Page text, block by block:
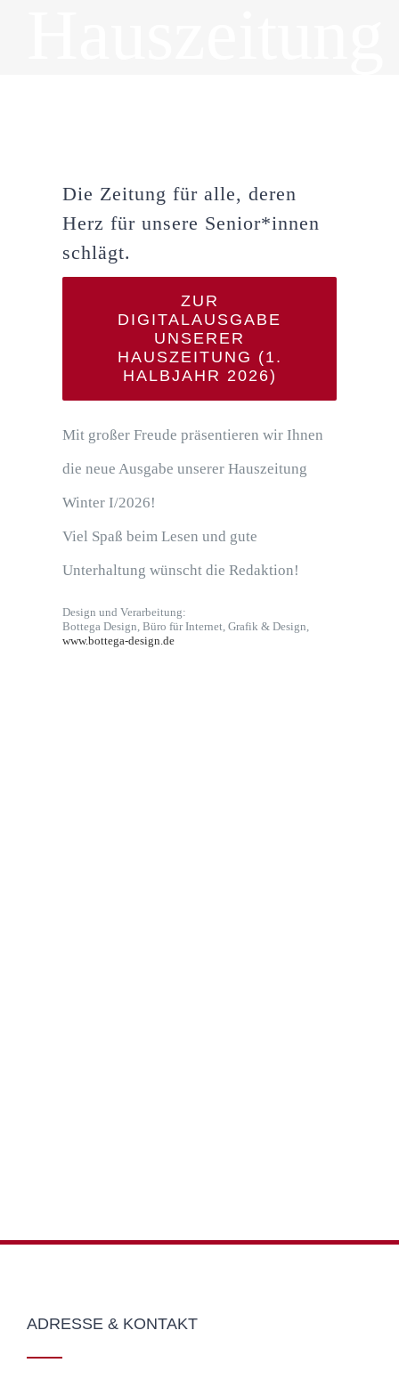
Die Zeitung für alle, deren
Herz für unsere Senior*innen
schlägt.
ZUR
DIGITALAUSGABE
UNSERER
HAUSZEITUNG (1.
HALBJAHR 2026)
Mit großer Freude präsentieren wir Ihnen
die neue Ausgabe unserer Hauszeitung
Winter I/2026!
Viel Spaß beim Lesen und gute
Unterhaltung wünscht die Redaktion!
Design und Verarbeitung:
Bottega Design, Büro für Internet, Grafik & Design,
www.bottega-design.de
ADRESSE & KONTAKT